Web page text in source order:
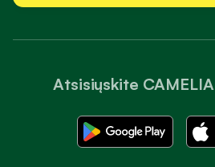
Atsisiųskite